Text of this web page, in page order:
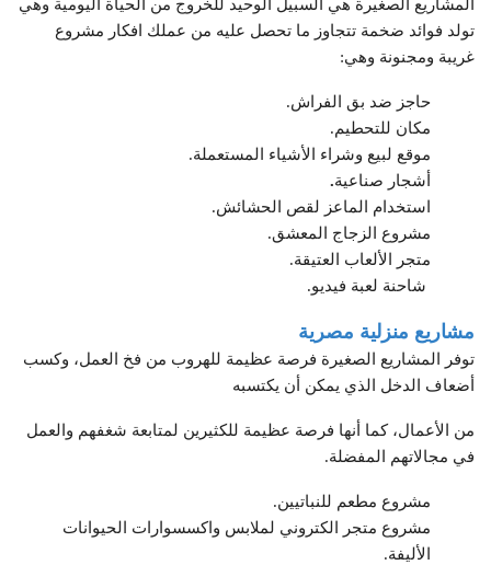
المشاريع الصغيرة هي السبيل الوحيد للخروج من الحياة اليومية وهي
تولد فوائد ضخمة تتجاوز ما تحصل عليه من عملك افكار مشروع
غريبة ومجنونة وهي:
حاجز ضد بق الفراش.
مكان للتحطيم.
موقع لبيع وشراء الأشياء المستعملة.
أشجار صناعية.
استخدام الماعز لقص الحشائش.
مشروع الزجاج المعشق.
متجر الألعاب العتيقة.
شاحنة لعبة فيديو.
مشاريع منزلية مصرية
توفر المشاريع الصغيرة فرصة عظيمة للهروب من فخ العمل، وكسب
أضعاف الدخل الذي يمكن أن يكتسبه
من الأعمال، كما أنها فرصة عظيمة للكثيرين لمتابعة شغفهم والعمل
في مجالاتهم المفضلة.
مشروع مطعم للنباتيين.
مشروع متجر الكتروني لملابس واكسسوارات الحيوانات
الأليفة.